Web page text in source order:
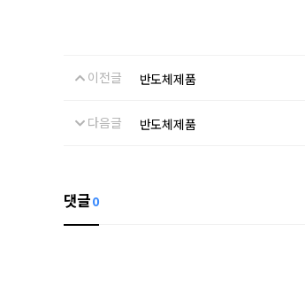
이전글 반도체제품
다음글 반도체제품
댓글0